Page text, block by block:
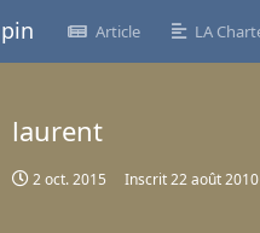
Article LA
laurent
2 oct. 2015 Inscrit22 août 2010